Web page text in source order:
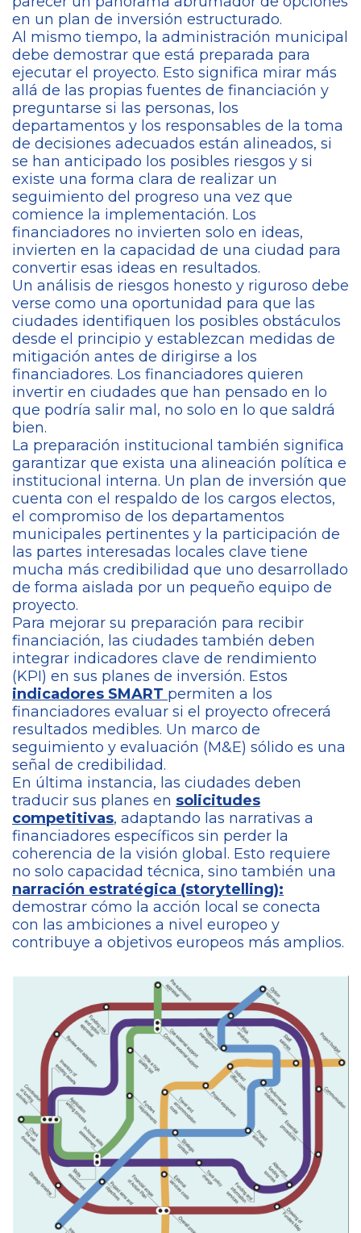
en un plan de inversión estructurado.
Al mismo tiempo, la administración municipal
debe demostrar que está preparada para
ejecutar el proyecto. Esto significa mirar más
allá de las propias fuentes de financiación y
preguntarse si las personas, los
departamentos y los responsables de la toma
de decisiones adecuados están alineados, si
se han anticipado los posibles riesgos y si
existe una forma clara de realizar un
seguimiento del progreso una vez que
comience la implementación. Los
financiadores no invierten solo en ideas,
invierten en la capacidad de una ciudad para
convertir esas ideas en resultados.
Un análisis de riesgos honesto y riguroso debe
verse como una oportunidad para que las
ciudades identifiquen los posibles obstáculos
desde el principio y establezcan medidas de
mitigación antes de dirigirse a los
financiadores. Los financiadores quieren
invertir en ciudades que han pensado en lo
que podría salir mal, no solo en lo que saldrá
bien.
La preparación institucional también significa
garantizar que exista una alineación política e
institucional interna. Un plan de inversión que
cuenta con el respaldo de los cargos electos,
el compromiso de los departamentos
municipales pertinentes y la participación de
las partes interesadas locales clave tiene
mucha más credibilidad que uno desarrollado
de forma aislada por un pequeño equipo de
proyecto.
Para mejorar su preparación para recibir
financiación, las ciudades también deben
integrar indicadores clave de rendimiento
(KPI) en sus planes de inversión. Estos
indicadores SMART permiten a los
financiadores evaluar si el proyecto ofrecerá
resultados medibles. Un marco de
seguimiento y evaluación (M&E) sólido es una
señal de credibilidad.
En última instancia, las ciudades deben
traducir sus planes en solicitudes
competitivas, adaptando las narrativas a
financiadores específicos sin perder la
coherencia de la visión global. Esto requiere
no solo capacidad técnica, sino también una
narración estratégica (storytelling):
demostrar cómo la acción local se conecta
con las ambiciones a nivel europeo y
contribuye a objetivos europeos más amplios.